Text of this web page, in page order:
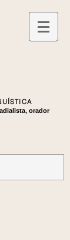
orador